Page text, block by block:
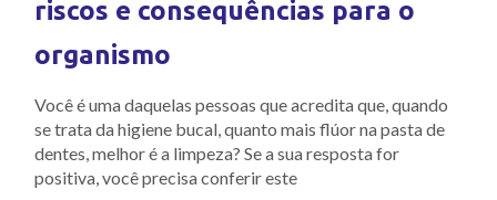
riscos e consequências para o
organismo
Você é uma daquelas pessoas que acredita que, quando
se trata da higiene bucal, quanto mais flúor na pasta de
dentes, melhor é a limpeza? Se a sua resposta for
positiva, você precisa conferir este